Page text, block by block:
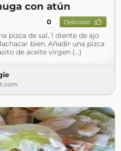
con atún
0 Delicioso
pizca de sal, 1 diente de ajo
bien. Añadir una pizca
de aceite virgen (...)